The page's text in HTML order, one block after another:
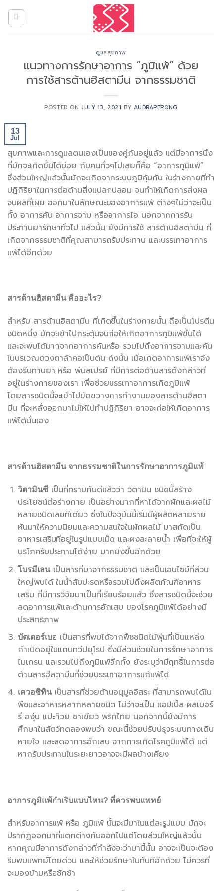
ดูแลสุขภาพ
แนวทางการรักษาอาการ “ภูมิแพ้” ด้วย
การใช้สารต้านฮิสตามีน จากธรรมชาติ
POSTED ON JULY 13, 2021 BYAUDRAPEPONG
13
Jul
สุขภาพและการดูแลตนเองเป็นของคู่กันอยู่แล้ว แต่มีอาการนึง
ที่มักจะเกิดขึ้นได้บ่อย กับคนทั่วๆไปเลยก็คือ “อาการภูมิแพ้”
ซึ่งส่วนใหญ่แล้วนั้นมักจะเกิดจากระบบภูมิคุ้มกัน ในร่างกายที่ทำ
ปฏิกิริยาในการต่อต้านสิ่งแปลกปลอม จนทำให้เกิดการส่งผล
จนผลที่เผย ออกมาในลักษณะของอาการแพ้ ต่างๆไม่ว่าจะเป็น
ทั้ง อาการคัน อาการจาม หรืออาการไอ นอกจากการรับ
ประทานยารักษาทั่วไป แล้วนั้น ยังมีการใช้ สารต้านฮิสตามีน ที่
เกิดจากธรรมชาติที่คุณสามารถรับประทาน และบรรเทาอาการ
แพ้ได้อีกด้วย
สารต้านฮิสตามีน คืออะไร?
สำหรับ สารต้านฮิสตามีน ที่เกิดขึ้นในร่างกายนั้น ถือเป็นโปรตีน
ชนิดหนึ่ง มักจะเข้าไปกระตุ้นจนก่อให้เกิดอาการภูมิแพ้ขึ้นได้
และจะพบได้มากจากอาการคันหรือ รวมไปถึงอาการจามและคัน
ในบริเวณดวงตาลำคอเป็นต้น ดังนั้น เมื่อเกิดอาการแพ้เราจึง
ต้องรีบทานยา หรือ พ่นสเปรย์ ที่มีการต่อต้านสารดังกล่าวที่
อยู่ในร่างกายของเรา เพื่อช่วยบรรเทาอาการเกิดภูมิแพ้
โดยสารชนิดนี้จะเข้าไปขัดขวางการทำงานของสารต้านฮิสตา
มีน ที่จะหลั่งออกมาไม่ให้ไปทำปฏิกิริยา อาจจะก่อให้เกิดอาการ
แพ้ได้นั่นเอง
สารต้านฮิสตามีน จากธรรมชาติในการรักษาอาการภูมิแพ้
วิตามินซีเป็นที่ทราบกันดีแล้วว่า วิตามิน ชนิดนี้สร้าง
ประโยชน์ต่อร่างกาย เป็นอย่างมากที่หาได้จากผักและผลไม้
หลายชนิดเลยทีเดียว ซึ่งในปัจจุบันนี้เริ่มมีผู้ผลิตหลายราย
หันมาให้ความนิยมและความสนใจในผักผลไม้ มาสกัดเป็น
อาหารเสริมที่อยู่ในรูปแบบเม็ด และผงละลายน้ำ เพื่อที่จะให้ผู้
บริโภครับประทานได้ง่าย มากยิ่งขึ้นอีกด้วย
โบรมีเลนเป็นสารที่มาจากธรรมชาติ และเป็นเอนไซม์ที่ส่วน
ใหญ่พบได้ ในน้ำสับปะรดหรือรวมไปถึงผลิตภัณฑ์อาหาร
เสริม ที่มีการวิจัยมาเป็นที่เรียบร้อยแล้ว ซึ่งสารชนิดนี้จะช่วย
ลดอาการแพ้และต้านการอักเสบ ของโรคภูมิแพ้ได้อย่างมี
ประสิทธิภาพ
บัตเตอร์เบอ เป็นสารที่พบได้จากพืชชนิดไม้พุ่มที่เป็นแหล่ง
กำเนิดอยู่ในแถบทวีปยุโรป ซึ่งมีส่วนช่วยในการรักษาอาการ
ไมเกรน และรวมไปถึงภูมิแพ้อีกทั้ง ยังระบุว่ามีฤทธิ์ในการต่อ
ต้านสารฮีสตามีนที่ช่วยบรรเทาอาการแก้แพ้ได้
เควอซิทินเป็นสารที่ช่วยต้านอนุมูลอิสระ ที่สามารถพบได้ใน
พืชและอาหารหลากหลายชนิด ไม่ว่าจะเป็น แอปเปิ้ล ผลเบอร์
รี่ องุ่น แปะก๊วย ชาเขียว พริกไทย นอกจากนี้ยังมีการ
ศึกษาในสัตว์ทดลองพบว่า ขณะนี้ช่วยปรับปรุงระบบทางเดิน
หายใจ และลดอาการอักเสบ จากการเกิดโรคภูมิแพ้ได้ แต่
หากรับประทานในระยะยาวอาจจะมีผลข้างเคียง
อาการภูมิแพ้กำเริบแบบไหน? ที่ควรพบแพทย์
สำหรับอาการแพ้ หรือ ภูมิแพ้ นั้นจะมีมาในแต่ละรูปแบบ มักจะ
ปรากฏออกมาที่แตกต่างกันออกไปแต่โดยส่วนใหญ่แล้วนั้น
หากคุณมีอาการดังกล่าวที่กำลังจะว่ามานี้นั้น อาจจะเป็นจะต้อง
รีบพบแพทย์โดยด่วน และให้ช่วยรักษาในทันทีอีกด้วย ไม่ควรที่
จะมองข้ามหรือชักช้า